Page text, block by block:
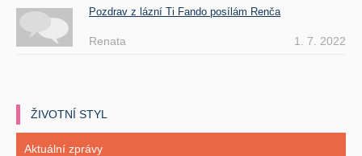
Pozdrav z lázní Ti Fando posílám Renča
Renata 1. 7. 2022
ŽIVOTNÍ STYL
Aktuální zprávy